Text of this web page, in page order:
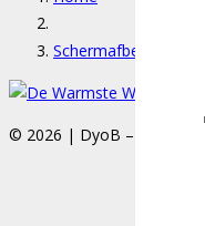
Schermafbeelding
© 2026 | DyoB –